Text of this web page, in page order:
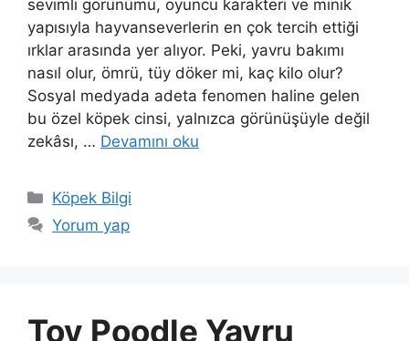
sevimli görünümü, oyuncu karakteri ve minik
yapısıyla hayvanseverlerin en çok tercih ettiği
ırklar arasında yer alıyor. Peki, yavru bakımı
nasıl olur, ömrü, tüy döker mi, kaç kilo olur?
Sosyal medyada adeta fenomen haline gelen
bu özel köpek cinsi, yalnızca görünüşüyle değil
zekâsı, … Devamını oku
Kategoriler
Köpek Bilgi
Yorum yap
Toy Poodle Yavru